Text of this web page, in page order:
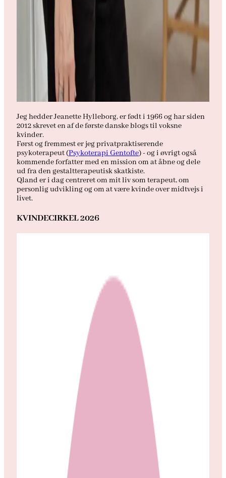
Jeg hedder Jeanette Hylleborg, er født i 1966 og har siden
2012 skrevet en af de første danske blogs til voksne
kvinder.
Først og fremmest er jeg privatpraktiserende
psykoterapeut (Psykoterapi Gentofte) - og i øvrigt også
kommende forfatter med en mission om at åbne og dele
ud fra den gestaltterapeutisk skatkiste.
Qland er i dag centreret om mit liv som terapeut, om
personlig udvikling og om at være kvinde over midtvejs i
livet.
KVINDECIRKEL 2026